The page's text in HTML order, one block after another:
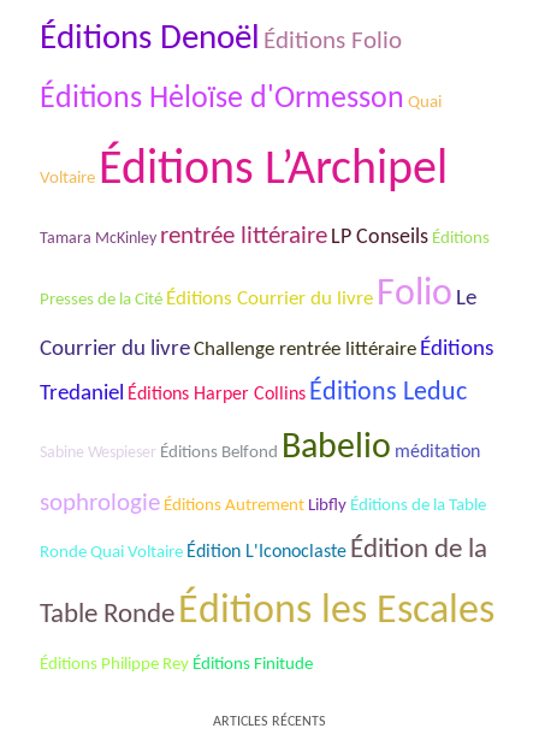
Éditions Denoël Éditions Folio
Éditions Hėloïse d'Ormesson Quai
Voltaire Éditions L’Archipel
Tamara McKinley rentrée littéraire LP Conseils Éditions
Presses de la Cité Éditions Courrier du livre Folio Le
Courrier du livreChallenge rentrée littéraire Éditions
Tredaniel Éditions Harper Collins Éditions Leduc
Sabine Wespieser Éditions Belfond Babelio méditation
sophrologie Éditions Autrement Libfly Éditions de la Table
Ronde Quai Voltaire Édition L'Iconoclaste Édition de la
Table Ronde Éditions les Escales
Éditions Philippe Rey Éditions Finitude
ARTICLES RÉCENTS